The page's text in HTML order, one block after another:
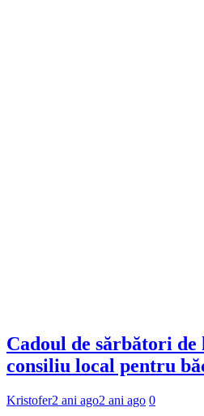
Cadoul de sărbători
consiliu local pentru
Kristofer2 ani ago2 ani ago 0